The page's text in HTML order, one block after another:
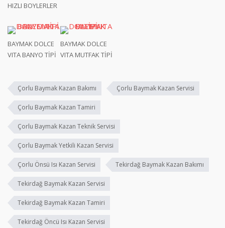
HIZLI BOYLERLER
BAYMAK DOLCE
VITA BANYO TİPİ
BAYMAK DOLCE
VITA MUTFAK TİPİ
Çorlu Baymak Kazan Bakımı Çorlu Baymak Kazan Servisi
Çorlu Baymak Kazan Tamiri
Çorlu Baymak Kazan Teknik Servisi
Çorlu Baymak Yetkili Kazan Servisi
Çorlu Önsü Isı Kazan Servisi Tekirdağ Baymak Kazan Bakımı
Tekirdağ Baymak Kazan Servisi
Tekirdağ Baymak Kazan Tamiri
Tekirdağ Öncü Isı Kazan Servisi